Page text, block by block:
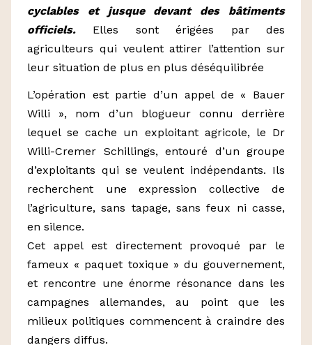
cyclables et jusque devant des bâtiments
officiels. Elles sont érigées par des
agriculteurs qui veulent attirer l’attention sur
leur situation de plus en plus déséquilibrée
L’opération est partie d’un appel de « Bauer
Willi », nom d’un blogueur connu derrière
lequel se cache un exploitant agricole, le Dr
Willi-Cremer Schillings, entouré d’un groupe
d’exploitants qui se veulent indépendants. Ils
recherchent une expression collective de
l’agriculture, sans tapage, sans feux ni casse,
en silence.
Cet appel est directement provoqué par le
fameux « paquet toxique » du gouvernement,
et rencontre une énorme résonance dans les
campagnes allemandes, au point que les
milieux politiques commencent à craindre des
dangers diffus.